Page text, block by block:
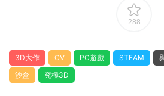
288
3D大作 CV PC遊戲 STEAM
沙盒
究極3D